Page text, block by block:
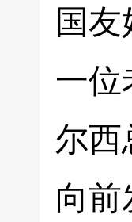
国
一位
尔西
向前